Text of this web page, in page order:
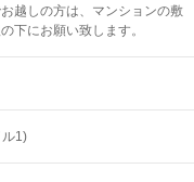
越しの方は、マンションの敷
下にお願い致します。
1)